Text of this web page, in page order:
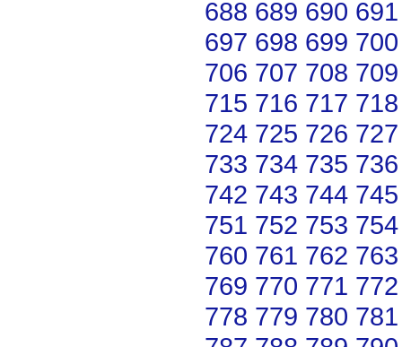
688 689 690 691
697 698 699 700
706 707 708 709
715 716 717 718
724 725 726 727
733 734 735 736
742 743 744 745
751 752 753 754
760 761 762 763
769 770 771 772
778 779 780 781